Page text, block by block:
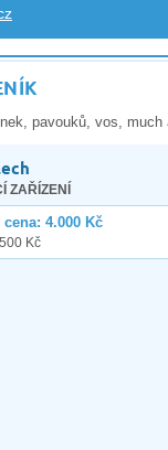
pavouků, vos, much
ZAŘÍZENÍ
4.000 Kč
Kč